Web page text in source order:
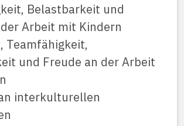
Belastbarkeit und
Arbeit mit Kindern
Teamfähigkeit,
und Freude an der Arbeit
interkulturellen